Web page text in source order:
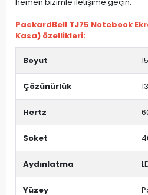
PackardBell TJ75 Notebook
Kasa) özellikleri:
Boyut
Çözünürlük
Hertz
Soket
Aydınlatma
Yüzey